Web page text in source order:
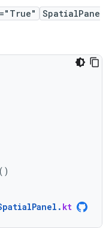
SpatialPane
()
. kt